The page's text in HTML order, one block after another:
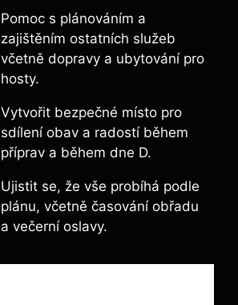
Pomoc s plánováním a
zajištěním ostatních služeb
včetně dopravy a ubytování pro
hosty.
Vytvořit bezpečné místo pro
sdílení obav a radostí během
příprav a během dne D.
Ujistit se, že vše probíhá podle
plánu, včetně časování obřadu
a večerní oslavy.